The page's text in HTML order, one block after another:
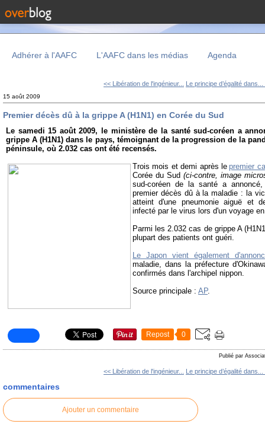
Adhérer à l'AAFC L'AAFC dans les médias Agenda
<< Libération de l'ingénieur... Le principe d’égalité dans...
15 août 2009
Premier décès dû à la grippe A (H1N1) en Corée du Sud
Le samedi 15 août 2009, le ministère de la santé sud-coréen a
grippe A (H1N1) dans le pays, témoignant de la progression de la
péninsule, où 2.032 cas ont été recensés.
Trois mois et demi après le premier
Corée du Sud (ci-contre, image
sud-coréen de la santé a
premier décès dû à la maladie : la
atteint d'une pneumonie aiguë et
infecté par le virus lors d'un voyage
Parmi les 2.032 cas de grippe A
plupart des patients ont guéri.
Le Japon vient également
maladie, dans la préfecture
confirmés dans l'archipel nippon.
Source principale : AP.
Repost 0
Publié par
<< Libération de l'ingénieur... Le principe d’égalité dans...
commentaires
Ajouter un commentaire